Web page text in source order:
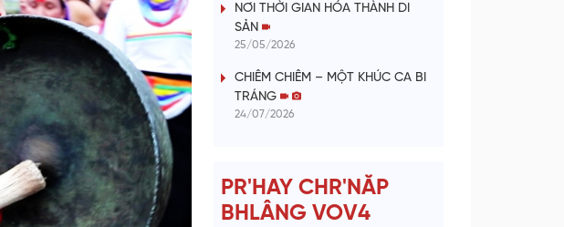
i
d
NƠI THỜI GIAN HÓA THÀNH DI
SẢN
25/05/2026
CHIÊM CHIÊM – MỘT KHÚC CA BI
TRÁNG
24/07/2026
PR'HAY CHR'NĂP
BHLÂNG VOV4